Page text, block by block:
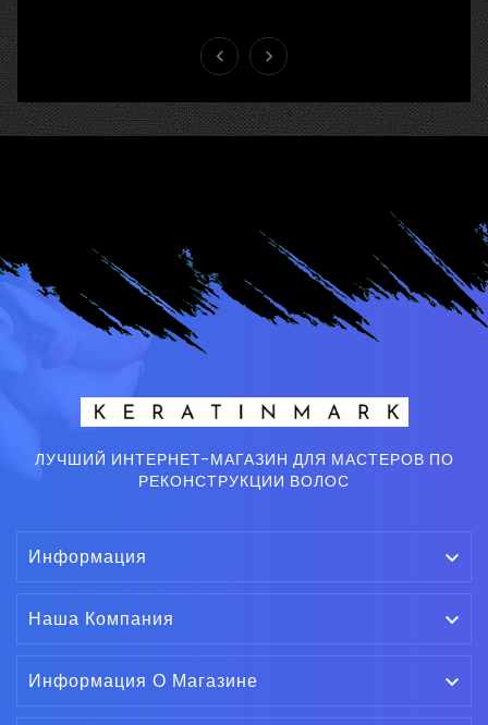


ЛУЧШИЙ ИНТЕРНЕТ-МАГАЗИН ДЛЯ МАСТЕРОВ ПО
РЕКОНСТРУКЦИИ ВОЛОС
Информация 
Наша Компания 
Информация О Магазине 